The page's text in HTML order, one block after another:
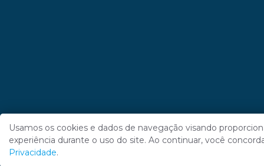
Usamos os cookies e dados de navegação visando
experiência durante o uso do site. Ao continuar, você
Privacidade.